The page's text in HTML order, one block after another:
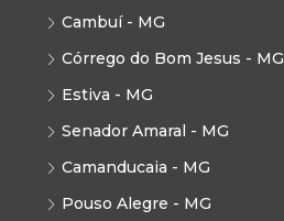
Cambuí - MG
Córrego do Bom Jesus - MG
Estiva - MG
Senador Amaral - MG
Camanducaia - MG
Pouso Alegre - MG